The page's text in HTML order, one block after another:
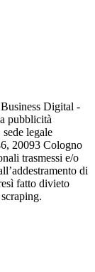
Digital -
pubblicità
legale
20093 Cologno
trasmessi e/o
di
fatto divieto